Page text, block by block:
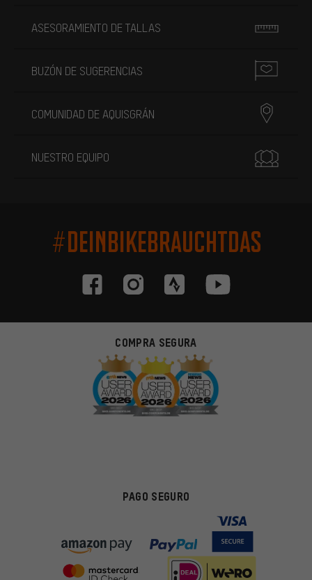
ASESORAMIENTO DE TALLAS
BUZÓN DE SUGERENCIAS
COMUNIDAD DE AQUISGRÁN
NUESTRO EQUIPO
#DEINBIKEBRAUCHTDAS
COMPRA SEGURA
PAGO SEGURO